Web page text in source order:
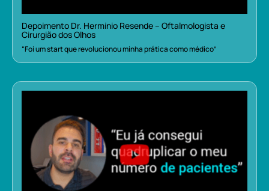
Depoimento Dr. Herminio Resende – Oftalmologista e
Cirurgião dos Olhos
“Foi um start que revolucionou minha prática como médico”